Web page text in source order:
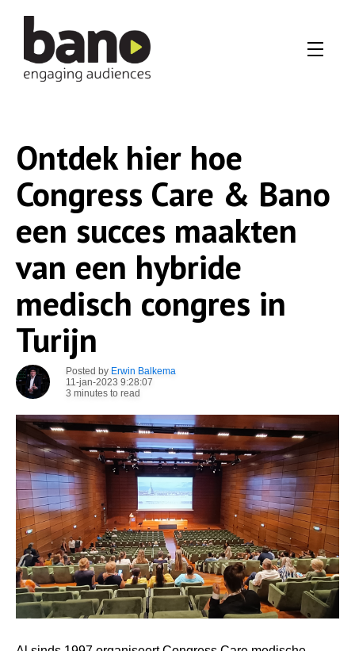
Ontdek hier hoe
Congress Care & Bano
een succes maakten
van een hybride
medisch congres in
Turijn
Posted by Erwin Balkema
11-jan-2023 9:28:07
3 minutes to read